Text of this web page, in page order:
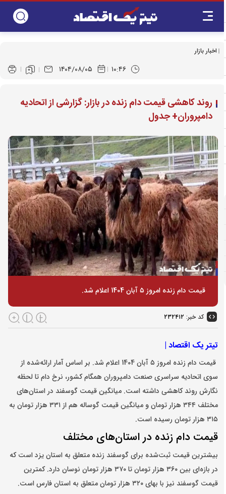
اخبار بازار
۱۴۰۴/۰۸/۰۵ ۱۰:۴۶
روند کاهشی قیمت دام زنده در بازار: گزارشی از اتحادیه
دامپروران+ جدول
قیمت دام زنده امروز ۵ آبان 1404 اعلام شد.
کد خبر: ۲۳۲۴۱۲
تیتر یک اقتصاد |
قیمت دام زنده امروز ۵ آبان 1404 اعلام شد. بر اساس آمار ارائه‌شده از
سوی اتحادیه سراسری صنعت دامپروران همگام کشور، نرخ دام تا لحظه
نگارش روند کاهشی داشته است. میانگین قیمت گوسفند در استان‌های
مختلف ۳۴۴ هزار تومان و میانگین قیمت گوساله هم از ۳۳۱ هزار تومان به
۳۱۵ هزار تومان رسیده است.
قیمت دام زنده در استان‌های مختلف
بیشترین قیمت ثبت‌شده برای گوسفند زنده متعلق به استان یزد است که
در بازه‌ای بین ۳۶۰ هزار تومان تا ۳۷۰ هزار تومان نوسان دارد. کمترین
قیمت گوسفند نیز با بهای ۳۲۰ هزار تومان متعلق به استان فارس است.